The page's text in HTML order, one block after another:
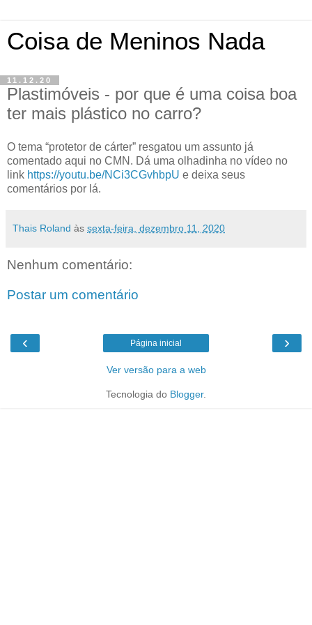
Coisa de Meninos Nada
11.12.20
Plastimóveis - por que é uma coisa boa
ter mais plástico no carro?
O tema “protetor de cárter” resgatou um assunto já
comentado aqui no CMN. Dá uma olhadinha no vídeo no
link https://youtu.be/NCi3CGvhbpU e deixa seus
comentários por lá.
Thais Roland às sexta-feira, dezembro 11, 2020
Nenhum comentário:
Postar um comentário
‹ ›
Página inicial
Ver versão para a web
Tecnologia do Blogger.